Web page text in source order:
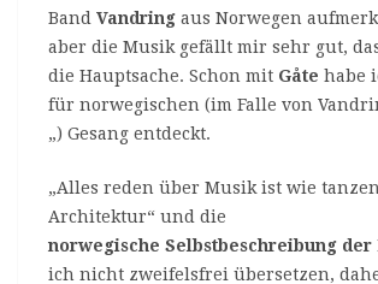
Band Vandring aus Norwegen
aber die Musik gefällt mir sehr gut,
die Hauptsache. Schon mit Gåte habe
für norwegischen (im Falle von
„) Gesang entdeckt.
„Alles reden über Musik ist wie
Architektur“ und die
norwegische Selbstbeschreibung der
ich nicht zweifelsfrei übersetzen,